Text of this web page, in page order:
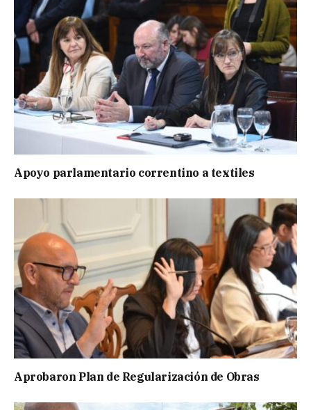
Apoyo parlamentario correntino a textiles
Aprobaron Plan de Regularización de Obras